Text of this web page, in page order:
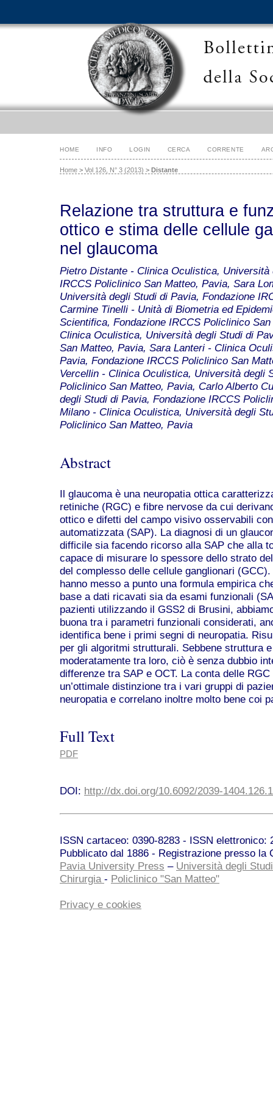
HOME INFO LOGIN CERCA CORRENTE
Home > Vol 126, N° 3 (2013) > Distante
Relazione tra struttura e
ottico e stima delle cellule
nel glaucoma
Pietro Distante - Clinica Oculistica, Università
IRCCS Policlinico San Matteo, Pavia, Sara
Università degli Studi di Pavia, Fondazione
Carmine Tinelli - Unità di Biometria ed
Scientifica, Fondazione IRCCS Policlinico
Clinica Oculistica, Università degli Studi di
San Matteo, Pavia, Sara Lanteri - Clinica
Pavia, Fondazione IRCCS Policlinico San
Vercellin - Clinica Oculistica, Università degli
Policlinico San Matteo, Pavia, Carlo Alberto
degli Studi di Pavia, Fondazione IRCCS
Milano - Clinica Oculistica, Università degli
Policlinico San Matteo, Pavia
Abstract
Il glaucoma è una neuropatia ottica
retiniche (RGC) e fibre nervose da cui
ottico e difetti del campo visivo osservabili
automatizzata (SAP). La diagnosi di un
difficile sia facendo ricorso alla SAP che alla
capace di misurare lo spessore dello strato
del complesso delle cellule ganglionari
hanno messo a punto una formula empirica
base a dati ricavati sia da esami funzionali
pazienti utilizzando il GSS2 di Brusini,
buona tra i parametri funzionali considerati,
identifica bene i primi segni di neuropatia.
per gli algoritmi strutturali. Sebbene struttura
moderatamente tra loro, ciò è senza dubbio
differenze tra SAP e OCT. La conta delle
un’ottimale distinzione tra i vari gruppi di
neuropatia e correlano inoltre molto bene coi
Full Text
PDF
DOI: http://dx.doi.org/10.6092/2039-
ISSN cartaceo: 0390-8283 - ISSN
Pubblicato dal 1886 - Registrazione presso la
Pavia University Press – Università degli
Chirurgia - Policlinico "San Matteo"
Privacy e cookies